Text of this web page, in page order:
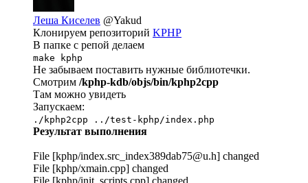
Леша Киселев @Yakud
Клонируем репозиторий KPHP
В папке с репой делаем
make kphp
Не забываем поставить нужные библиотечки.
Смотрим /kphp-kdb/objs/bin/kphp2cpp
Там можно увидеть
Запускаем:
./kphp2cpp ../test-kphp/index.php
Результат выполнения
File [kphp/index.src_index389dab75@u.h] changed
File [kphp/xmain.cpp] changed
File [kphp/init_scripts.cpp] changed